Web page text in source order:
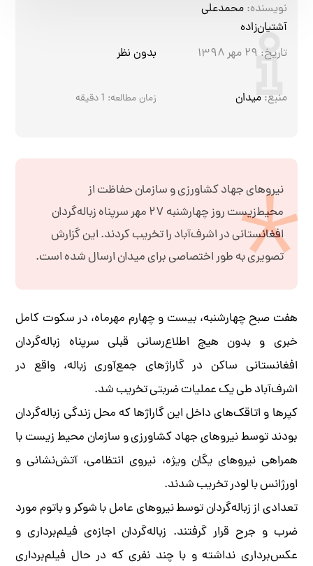
نویسنده: محمدعلی
آشتیان‌زاده
تاریخ: ۲۹ مهر ۱۳۹۸ بدون نظر
منبع: میدان زمان مطالعه: 1دقیقه
نیروهای جهاد کشاورزی و سازمان حفاظت از
محیط‌زیست روز چهارشنبه ۲۷ مهر سرپناه زباله‌گردان
افغانستانی در اشرف‌آباد را تخریب کردند. این گزارش
تصویری به طور اختصاصی برای میدان ارسال شده است.
هفت صبح چهارشنبه، بیست و چهارم مهرماه، در سکوت کامل
خبری و بدون هیچ اطلاع‌رسانی قبلی سرپناه زباله‌گردان
افغانستانی ساکن در گاراژهای جمع‌آوری زباله، واقع در
اشرف‌آباد طی یک عملیات ضربتی تخریب شد.
کپرها و اتاقک‌های داخل این گاراژ‌ها که محل زندگی زباله‌گردان
بودند توسط نیروهای جهاد کشاورزی و سازمان محیط زیست با
همراهی نیروهای یگان ویژه، نیروی انتظامی، آتش‌نشانی و
اورژانس با لودر تخریب شدند.
تعدادی از زباله‌گردان توسط نیروهای عامل با شوکر و باتوم مورد
ضرب و جرح قرار گرفتند. زباله‌گردان اجازه‌ی فیلم‌برداری و
عکس‌برداری نداشته و با چند نفری که در حال فیلم‌برداری